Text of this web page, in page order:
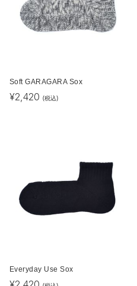
Soft GARAGARA Sox
¥2,420 (税込)
Everyday Use Sox